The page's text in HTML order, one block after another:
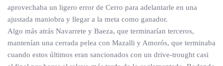
aprovechaba un ligero error de Cerro para adelantarle en una
ajustada maniobra y llegar a la meta como ganador.
Algo más atrás Navarrete y Baeza, que terminarían terceros,
mantenían una cerrada pelea con Mazalli y Amorós, que terminaba
cuando estos últimos eran sancionados con un drive-trought casi